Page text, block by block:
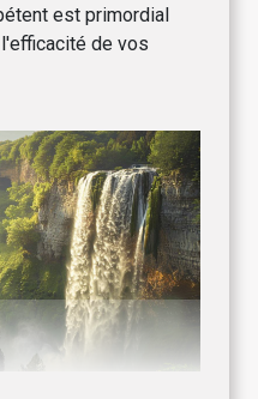
est primordial
de vos